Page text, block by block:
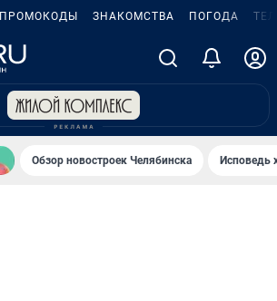
ПРОМОКОДЫ ЗНАКОМСТВА ПОГОДА
Обзор новостроек Челябинска Исповедь